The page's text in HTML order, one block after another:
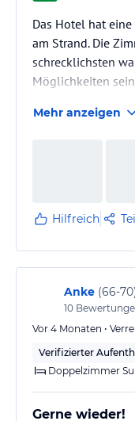
Das Hotel hat
am Strand. Die
schrecklichsten
Möglichkeiten
da. Wie machen
Mehr anzeigen
Hilfreich
Anke (66-70
10
Vor 4 Monaten •
Verifizierter
Doppelzimmer
Gerne wieder!